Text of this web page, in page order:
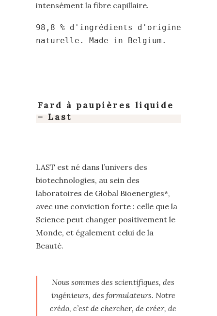
intensément la fibre capillaire.
98,8 % d'ingrédients d'origine
naturelle. Made in Belgium.
Fard à paupières liquide
– Last
LAST est né dans l’univers des
biotechnologies, au sein des
laboratoires de Global Bioenergies*,
avec une conviction forte : celle que la
Science peut changer positivement le
Monde, et également celui de la
Beauté.
Nous sommes des scientifiques, des
ingénieurs, des formulateurs. Notre
crédo, c’est de chercher, de créer, de